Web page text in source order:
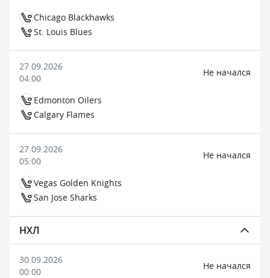
Chicago Blackhawks
St. Louis Blues
27.09.2026
04:00
Edmonton Oilers
Calgary Flames
Не начался
27.09.2026
05:00
Vegas Golden Knights
San Jose Sharks
Не начался
НХЛ
30.09.2026
00:00
Не начался